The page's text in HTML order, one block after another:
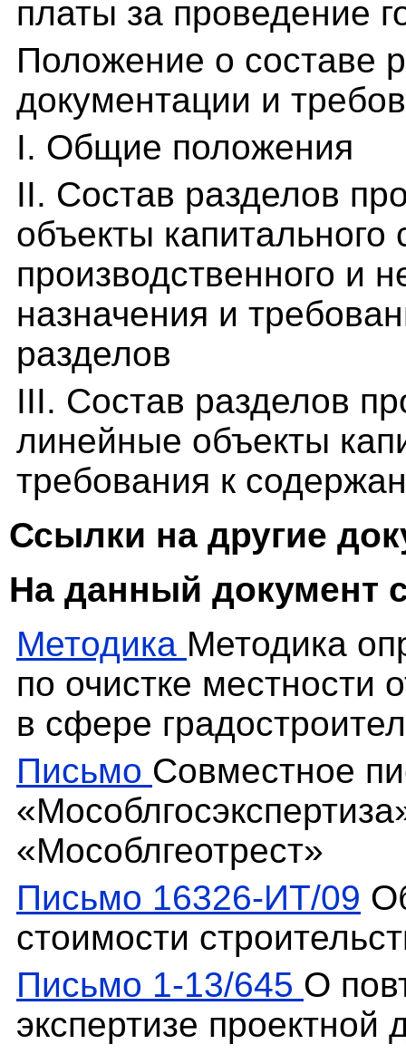
платы за проведение
Положение о составе
документации и
I. Общие положения
II. Состав разделов
объекты капитального
производственного и
назначения и
разделов
III. Состав разделов
линейные объекты
требования к
Ссылки на другие
На данный документ
Методика Методика
по очистке местности
в сфере
Письмо Совместное
«Мособлгеотрест»
Письмо 16326-ИТ/09
стоимости
Письмо 1-13/645 О
экспертизе